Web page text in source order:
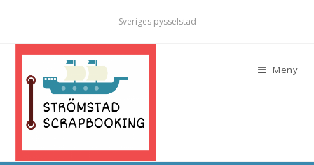
Sveriges pysselstad
Meny